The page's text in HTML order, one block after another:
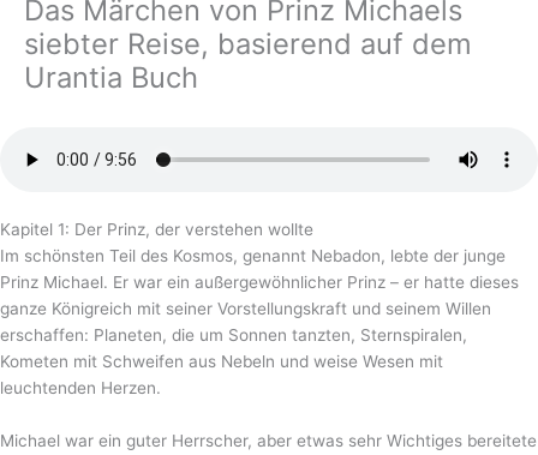
Das Märchen von Prinz Michaels
siebter Reise, basierend auf dem
Urantia Buch
Kapitel 1: Der Prinz, der verstehen wollte
Im schönsten Teil des Kosmos, genannt Nebadon, lebte der junge
Prinz Michael. Er war ein außergewöhnlicher Prinz – er hatte dieses
ganze Königreich mit seiner Vorstellungskraft und seinem Willen
erschaffen: Planeten, die um Sonnen tanzten, Sternspiralen,
Kometen mit Schweifen aus Nebeln und weise Wesen mit
leuchtenden Herzen.
Michael war ein guter Herrscher, aber etwas sehr Wichtiges bereitete